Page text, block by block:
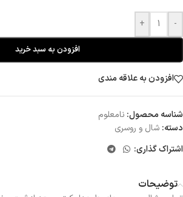
-
+
افزودن به سبد خرید
افزودن به علاقه مندی
شناسه محصول: نامعلوم
دسته: شال و روسری
اشتراک گذاری:
توضیحات